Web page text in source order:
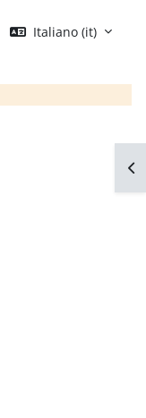
Italiano ‎(it)‎